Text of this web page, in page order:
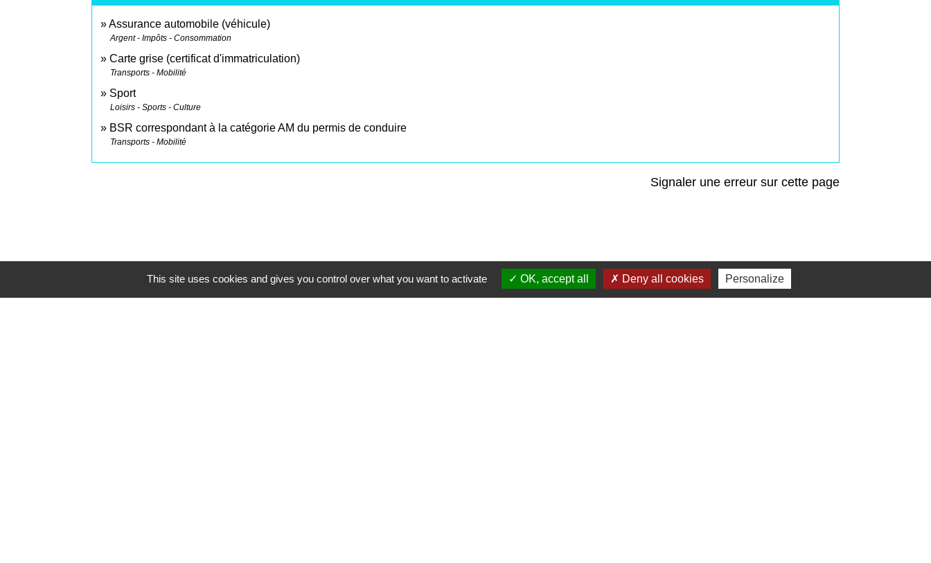
Assurance automobile (véhicule)
Argent - Impôts - Consommation
Carte grise (certificat d'immatriculation)
Transports - Mobilité
Sport
Loisirs - Sports - Culture
BSR correspondant à la catégorie AM du permis de conduire
Transports - Mobilité
Signaler une erreur sur cette page
Contacts Liens
This site uses cookies and gives you control over what you want to activate OK, accept all Deny all cookies Personalize